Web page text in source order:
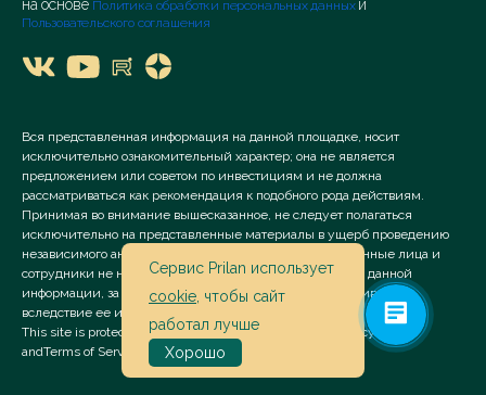
на основе Политика обработки персональных данных и
Пользовательского соглашения
Вся представленная информация на данной площадке, носит
исключительно ознакомительный характер; она не является
предложением или советом по инвестициям и не должна
рассматриваться как рекомендация к подобного рода действиям.
Принимая во внимание вышесказанное, не следует полагаться
исключительно на представленные материалы в ущерб проведению
независимого анализа. Сервис «Prilan» его аффилированные лица и
сотрудники не несут ответственности за использование данной
информации, за прямой или косвенный ущерб, наступивший
вследствие ее использования.
This site is protected by reCAPTCHA and the Google
Privacy Policy
andTerms of Service apply.
Сервис Prilan использует
cookie , чтобы сайт
работал лучше
Хорошо